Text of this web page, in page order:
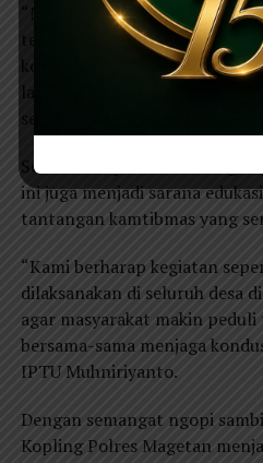
“Melalui Binmas Kopling,
tengah masyarakat. Dengan
komunikasi jadi lebih cair dan
langsung aspirasi warga,”
selaku Kasat Binmas Polres
Selain mempererat
ini juga menjadi sarana
tantangan kamtibmas yang
“Kami berharap kegiatan
dilaksanakan di seluruh desa
agar masyarakat makin
bersama-sama menjaga
IPTU Muhniriyanto.
Dengan semangat ngopi
Kopling Polres Magetan